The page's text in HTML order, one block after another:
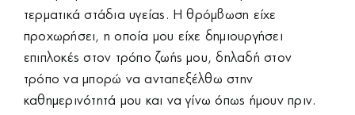
τερματικά στάδια υγείας. Η θρόμβωση είχε
προχωρήσει, η οποία μου είχε δημιουργήσει
επιπλοκές στον τρόπο ζωής μου, δηλαδή στον
τρόπο να μπορώ να ανταπεξέλθω στην
καθημερινότητά μου και να γίνω όπως ήμουν πριν.